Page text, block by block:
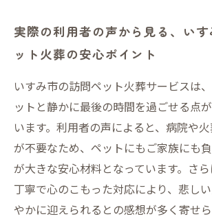
実際の利用者の声から見る、い
ット火葬の安心ポイント
いすみ市の訪問ペット火葬サービスは
ットと静かに最後の時間を過ごせる点
います。利用者の声によると、病院や
が不要なため、ペットにもご家族にも
が大きな安心材料となっています。さ
丁寧で心のこもった対応により、悲し
やかに迎えられるとの感想が多く寄せ